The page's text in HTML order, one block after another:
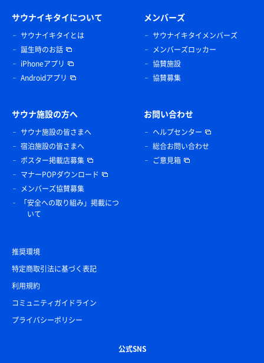
サウナイキタイについて
サウナイキタイとは
誕生時のお話
iPhoneアプリ
Androidアプリ
メンバーズ
サウナイキタイメンバーズ
メンバーズロッカー
協賛施設
協賛募集
サウナ施設の方へ
サウナ施設の皆さまへ
宿泊施設の皆さまへ
ポスター掲載店募集
マナーPOPダウンロード
メンバーズ協賛募集
「安全への取り組み」掲載につ
いて
お問い合わせ
ヘルプセンター
総合お問い合わせ
ご意見箱
推奨環境
特定商取引法に基づく表記
利用規約
コミュニティガイドライン
プライバシーポリシー
公式SNS